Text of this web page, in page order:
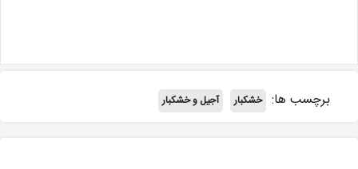
برچسب ها: خشکبار آجیل و خشکبار